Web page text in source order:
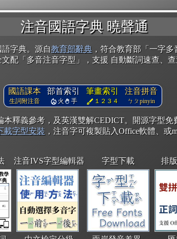
注音國語字典 曉聲通
字典。源自教育部辭典 ，符合教育部「一字
配「多音注音字型」，支援 自動斷詞速查、
國語課本
生詞附注音
部首索引
火 手
筆畫索引
１２３４
注音拼音
ㄅㄆpinyin
本釋義參考，及英漢雙解CEDICT。開源字型免
載字型安裝 ，注音字可複製貼入Office軟體、或
注音IVS字型編輯器 字型下載 排